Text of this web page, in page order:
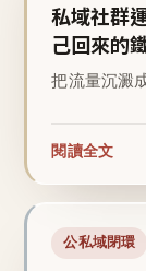
私域社群
己回來的
把流量沉澱
閱讀全文
公私域閉環